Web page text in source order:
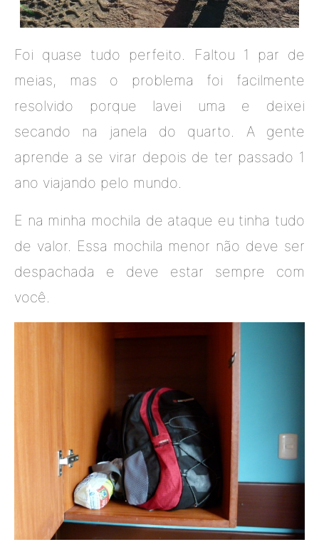
Foi quase tudo perfeito. Faltou 1 par de
meias, mas o problema foi facilmente
resolvido porque lavei uma e deixei
secando na janela do quarto. A gente
aprende a se virar depois de ter passado 1
ano viajando pelo mundo.
E na minha mochila de ataque eu tinha tudo
de valor. Essa mochila menor não deve ser
despachada e deve estar sempre com
você.